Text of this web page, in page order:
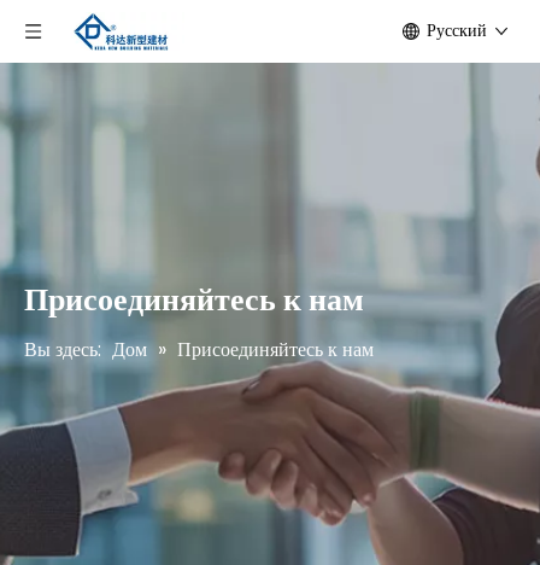
Pусский
Присоединяйтесь к нам
Вы здесь: Дом » Присоединяйтесь к нам